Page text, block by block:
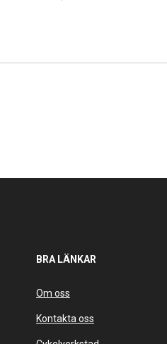
BRA LÄNKAR
Om oss
Kontakta oss